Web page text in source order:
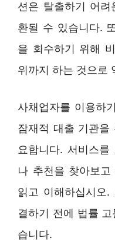
션은 탈출하기 어
환될 수 있습니다.
을 회수하기 위해
위까지 하는 것으로
사채업자를 이용하
잠재적 대출 기관을
요합니다. 서비스
나 추천을 찾아보
읽고 이해하십시오
결하기 전에 법률
습니다.